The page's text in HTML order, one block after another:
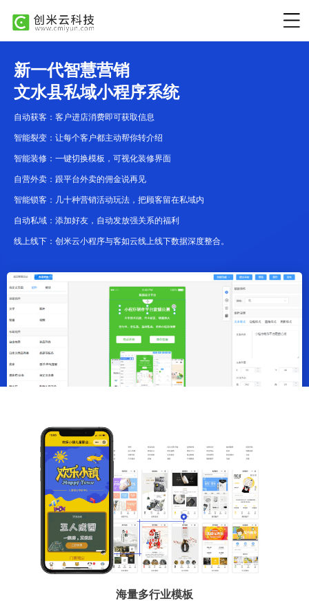
新一代智慧营销
文水县私域小程序系统
自动获客：客户进店消费即可获取信息
智能裂变：让每个客户都主动帮你转介绍
智能装修：一键切换模板，可视化装修界面
自营外卖：跟平台外卖的佣金说再见
智能锁客：几十种营销活动玩法，把顾客留在私域内
自动私域：添加好友，自动发放强关系的福利
线上线下：创米云小程序与客如云线上线下数据深度整合。
海量多行业模板